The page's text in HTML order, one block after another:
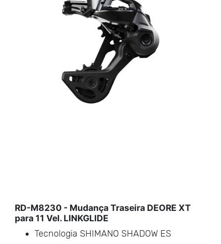
RD-M8230 - Mudança Traseira DEORE XT
para 11 Vel. LINKGLIDE
Tecnologia SHIMANO SHADOW ES